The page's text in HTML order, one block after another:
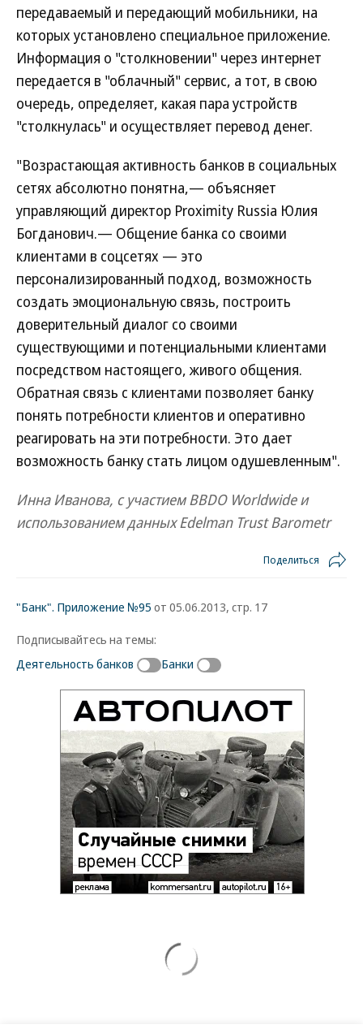
передаваемый и передающий мобильники, на
которых установлено специальное приложение.
Информация о "столкновении" через интернет
передается в "облачный" сервис, а тот, в свою
очередь, определяет, какая пара устройств
"столкнулась" и осуществляет перевод денег.
"Возрастающая активность банков в социальных
сетях абсолютно понятна,— объясняет
управляющий директор Proximity Russia Юлия
Богданович.— Общение банка со своими
клиентами в соцсетях — это
персонализированный подход, возможность
создать эмоциональную связь, построить
доверительный диалог со своими
существующими и потенциальными клиентами
посредством настоящего, живого общения.
Обратная связь с клиентами позволяет банку
понять потребности клиентов и оперативно
реагировать на эти потребности. Это дает
возможность банку стать лицом одушевленным".
Инна Иванова, с участием BBDO Worldwide и
использованием данных Edelman Trust Barometr
Поделиться
"Банк". Приложение №95 от 05.06.2013, стр. 17
Подписывайтесь на темы:
Деятельность банков
Банки